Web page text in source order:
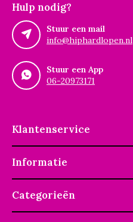
Hulp nodig?
Stuur een mail
info@hiphardlopen.nl
Stuur een App
06-20973171
Klantenservice
Informatie
Categorieën